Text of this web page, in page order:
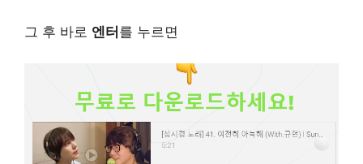
그 후 바로 엔터 를 누르면